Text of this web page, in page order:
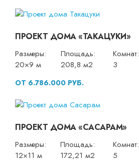
ПРОЕКТ ДОМА «ТАКАЦУКИ»
Размеры:
20×9 м
Площадь:
208,8 м2
Комнат:
3
ОТ 6.786.000 РУБ.
ПРОЕКТ ДОМА «САСАРАМ»
Размеры:
12×11 м
Площадь:
172,21 м2
Комнат:
5